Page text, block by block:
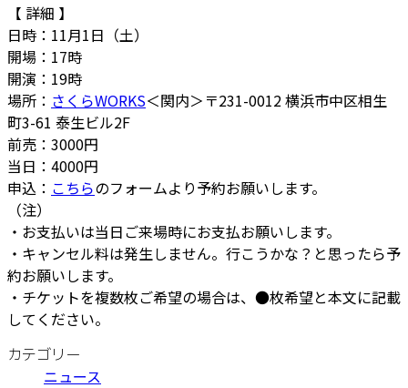
【 詳細 】
日時：11月1日（土）
開場：17時
開演：19時
場所： さくらWORKS＜関内＞〒231-0012 横浜市中区相生
町3-61 泰生ビル2F
前売：3000円
当日：4000円
申込： こちらのフォームより予約お願いします。
（注）
・お支払いは当日ご来場時にお支払お願いします。
・キャンセル料は発生しません。行こうかな？と思ったら予
約お願いします。
・チケットを複数枚ご希望の場合は、●枚希望と本文に記載
してください。
カテゴリー
ニュース